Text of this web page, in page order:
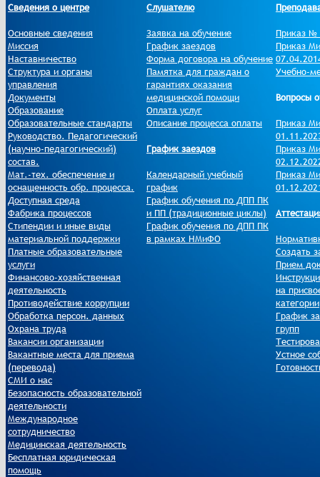
Сведения о центре
Основные сведения
Миссия
Наставничество
Структура и органы
управления
Документы
Образование
Образовательные стандарты
Руководство. Педагогический
(научно-педагогический)
состав.
Мат.-тех. обеспечение и
оснащенность обр. процесса.
Доступная среда
Фабрика процессов
Стипендии и иные виды
материальной поддержки
Платные образовательные
услуги
Финансово-хозяйственная
деятельность
Противодействие коррупции
Обработка персон. данных
Охрана труда
Вакансии организации
Вакантные места для приема
(перевода)
СМИ о нас
Безопасность образовательной
деятельности
Международное
сотрудничество
Медицинская деятельность
Бесплатная юридическая
помощь
Слушателю
Заявка на обучение
График заездов
Форма договора на обучение
Памятка для граждан о
гарантиях оказания
медицинской помощи
Оплата услуг
Описание процесса оплаты
График заездов
Календарный учебный
график
График обучения по ДПП ПК
и ПП (традиционные циклы)
График обучения по ДПП ПК
в рамках НМиФО
Приказ №
Приказ
Учебно-
Вопросы
Приказ
Приказ
Приказ
Создать
Прием
на
категории
График
групп
Устное